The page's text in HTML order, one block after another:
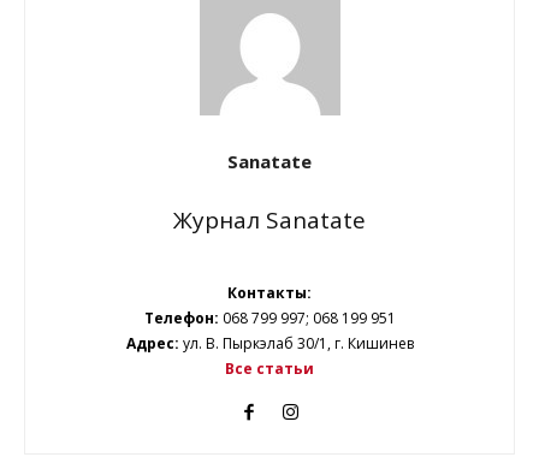
Sanatate
Журнал Sanatate
Контакты:
Телефон: 068 799 997; 068 199 951
Адрес: ул. В. Пыркэлаб 30/1, г. Кишинев
Все статьи